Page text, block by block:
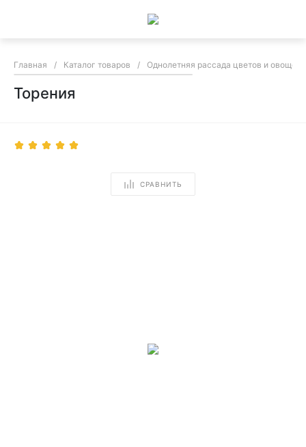
Главная / Каталог товаров / Однолетняя рассада цветов и овощей
Торения
СРАВНИТЬ